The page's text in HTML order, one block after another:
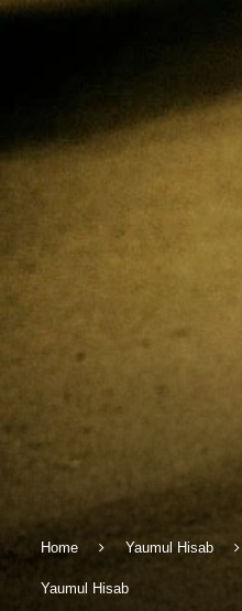
Home Yaumul Hisab
Yaumul Hisab